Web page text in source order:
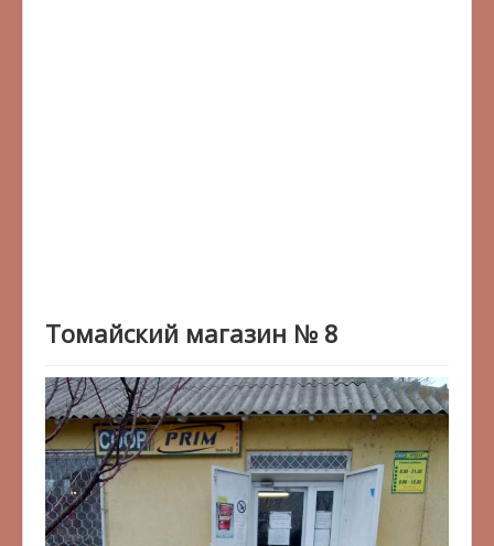
Томайский магазин № 8